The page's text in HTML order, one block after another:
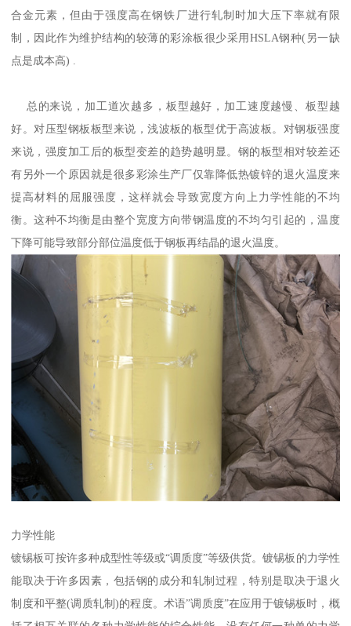
合金元素，但由于强度高在钢铁厂进行轧制时加大压下率就有限
制，因此作为维护结构的较薄的彩涂板很少采用HSLA钢种(另一缺
点是成本高) .
总的来说，加工道次越多，板型越好，加工速度越慢、板型越
好。对压型钢板板型来说，浅波板的板型优于高波板。对钢板强度
来说，强度加工后的板型变差的趋势越明显。钢的板型相对较差还
有另外一个原因就是很多彩涂生产厂仅靠降低热镀锌的退火温度来
提高材料的屈服强度，这样就会导致宽度方向上力学性能的不均
衡。这种不均衡是由整个宽度方向带钢温度的不均匀引起的，温度
下降可能导致部分部位温度低于钢板再结晶的退火温度。
力学性能
镀锡板可按许多种成型性等级或“调质度”等级供货。镀锡板的力学性
能取决于许多因素，包括钢的成分和轧制过程，特别是取决于退火
制度和平整(调质轧制)的程度。术语”调质度”在应用于镀锡板时，概